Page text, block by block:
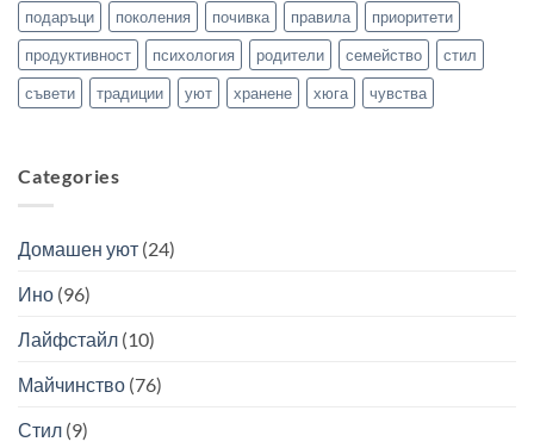
подаръци
поколения почивка правила
приоритети
продуктивност
психология родители семейство
стил
съвети
традиции уют хранене хюга чувства
Categories
Домашен уют (24)
Ино (96)
Лайфстайл (10)
Майчинство (76)
Стил (9)